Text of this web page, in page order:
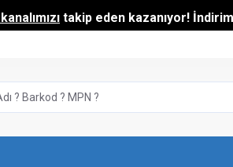
takip eden kazanıyor!